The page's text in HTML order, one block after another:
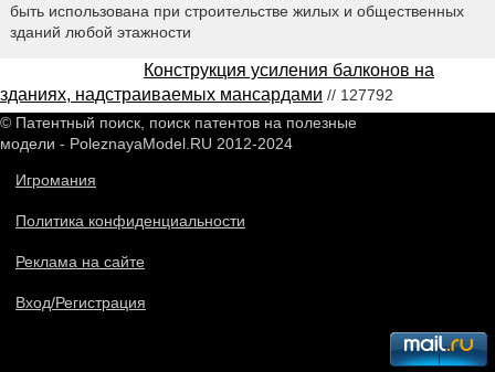
быть использована при строительстве жилых и общественных
зданий любой этажности
Конструкция усиления балконов на
зданиях, надстраиваемых мансардами // 127792
© Патентный поиск, поиск патентов на полезные
модели - PoleznayaModel.RU 2012-2024
Игромания
Политика конфиденциальности
Реклама на сайте
Вход/Регистрация